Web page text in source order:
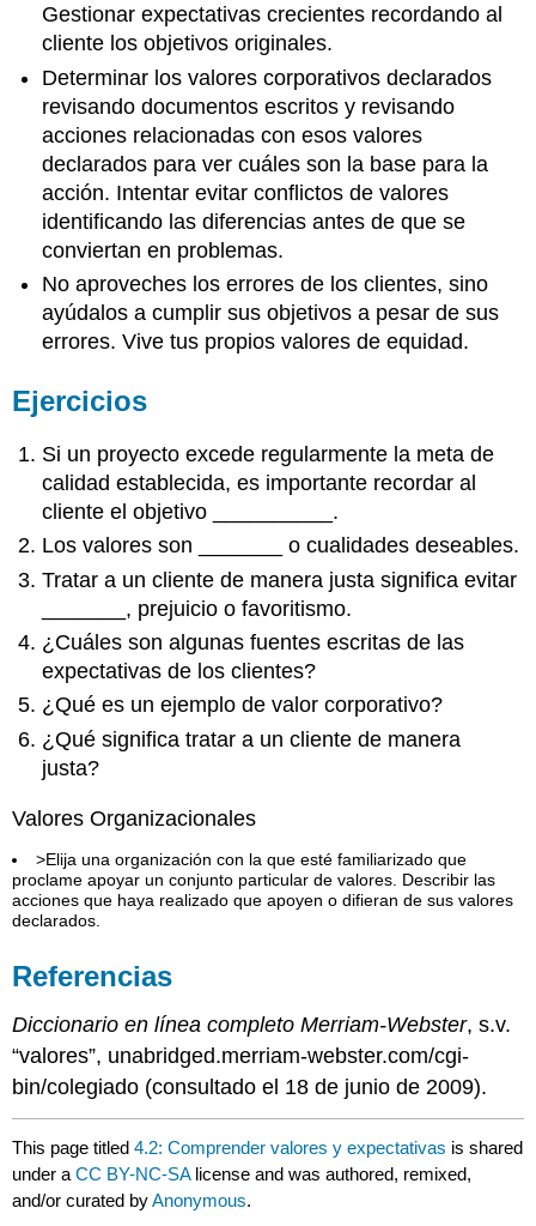
Gestionar expectativas crecientes recordando al
cliente los objetivos originales.
Determinar los valores corporativos declarados
revisando documentos escritos y revisando
acciones relacionadas con esos valores
declarados para ver cuáles son la base para la
acción. Intentar evitar conflictos de valores
identificando las diferencias antes de que se
conviertan en problemas.
No aproveches los errores de los clientes, sino
ayúdalos a cumplir sus objetivos a pesar de sus
errores. Vive tus propios valores de equidad.
Ejercicios
Si un proyecto excede regularmente la meta de
calidad establecida, es importante recordar al
cliente el objetivo __________.
Los valores son _______ o cualidades deseables.
Tratar a un cliente de manera justa significa evitar
_______, prejuicio o favoritismo.
¿Cuáles son algunas fuentes escritas de las
expectativas de los clientes?
¿Qué es un ejemplo de valor corporativo?
¿Qué significa tratar a un cliente de manera
justa?
Valores Organizacionales
>Elija una organización con la que esté familiarizado que
proclame apoyar un conjunto particular de valores. Describir las
acciones que haya realizado que apoyen o difieran de sus valores
declarados.
Referencias
Diccionario en línea completo Merriam-Webster, s.v.
“valores”, unabridged.merriam-webster.com/cgi-
bin/colegiado (consultado el 18 de junio de 2009).
This page titled4.2: Comprender valores y expectativas is shared
under aCC BY-NC-SA license and was authored, remixed,
and/or curated byAnonymous.